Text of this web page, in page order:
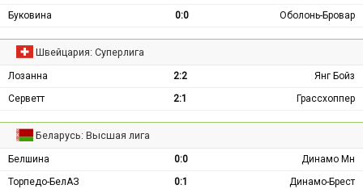
Буковина
0:0 Оболонь-Бровар
Швейцария: Суперлига
Лозанна 2:2
Янг Бойз
Серветт
2:1 Грассхоппер
Беларусь: Высшая лига
Белшина 0:0
Динамо Мн
Торпедо-БелАЗ
0:1
Динамо-Брест